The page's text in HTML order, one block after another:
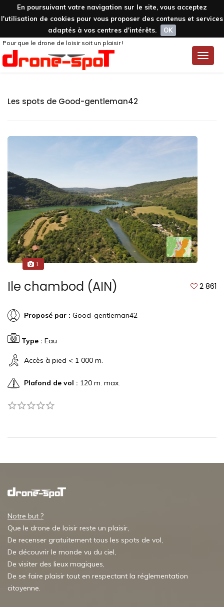
En poursuivant votre navigation sur le site, vous acceptez
l'utilisation de cookies pour vous proposer des contenus et services
adaptés à vos centres d'intérêts.
OK
Toggle
Pour que le drone de loisir soit un plaisir !
Les spots de Good-gentleman42
1
Ile chambod (AIN) 2 861
Proposé par : Good-gentleman42
Type : Eau
Accès à pied < 1 000 m.
Plafond de vol : 120 m. max.
Notre but ?
Que le drone de loisir reste un plaisir,
De recenser gratuitement tous les spots de vol,
De découvrir le monde vu du ciel,
De visiter des lieux magiques,
De se faire plaisir tout en respectant la réglementation
citoyenne.